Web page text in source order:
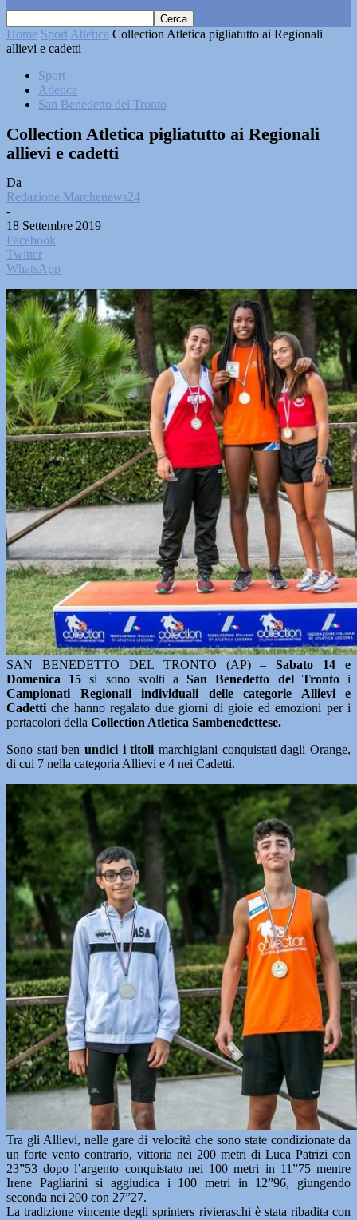
Home Sport Atletica Collection Atletica pigliatutto ai Regionali
allievi e cadetti
Sport
Atletica
San Benedetto del Tronto
Collection Atletica pigliatutto ai Regionali
allievi e cadetti
Da
Redazione Marchenews24
-
18 Settembre 2019
Facebook
Twitter
WhatsApp
SAN BENEDETTO DEL TRONTO (AP) –Sabato 14 e
Domenica 15 si sono svolti aSan Benedetto del Trontoi
Campionati Regionali individuali delle categorie Allievi e
Cadetti che hanno regalato due giorni di gioie ed emozioni per i
portacolori della Collection Atletica Sambenedettese.
Sono stati ben undici i titoli marchigiani conquistati dagli Orange,
di cui 7 nella categoria Allievi e 4 nei Cadetti.
Tra gli Allievi, nelle gare di velocità che sono state condizionate da
un forte vento contrario, vittoria nei 200 metri di Luca Patrizi con
23”53 dopo l’argento conquistato nei 100 metri in 11”75 mentre
Irene Pagliarini si aggiudica i 100 metri in 12”96, giungendo
seconda nei 200 con 27”27.
La tradizione vincente degli sprinters rivieraschi è stata ribadita con